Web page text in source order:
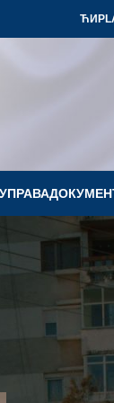
ЋИР
U